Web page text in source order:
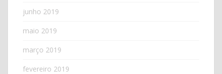
junho 2019
maio 2019
março 2019
fevereiro 2019